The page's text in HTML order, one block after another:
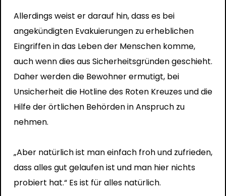
Allerdings weist er darauf hin, dass es bei
angekündigten Evakuierungen zu erheblichen
Eingriffen in das Leben der Menschen komme,
auch wenn dies aus Sicherheitsgründen geschieht.
Daher werden die Bewohner ermutigt, bei
Unsicherheit die Hotline des Roten Kreuzes und die
Hilfe der örtlichen Behörden in Anspruch zu
nehmen.
„Aber natürlich ist man einfach froh und zufrieden,
dass alles gut gelaufen ist und man hier nichts
probiert hat.“ Es ist für alles natürlich.